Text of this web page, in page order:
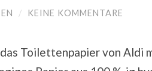
/ KEINE KOMMENTARE
Toilettenpapier von Aldi